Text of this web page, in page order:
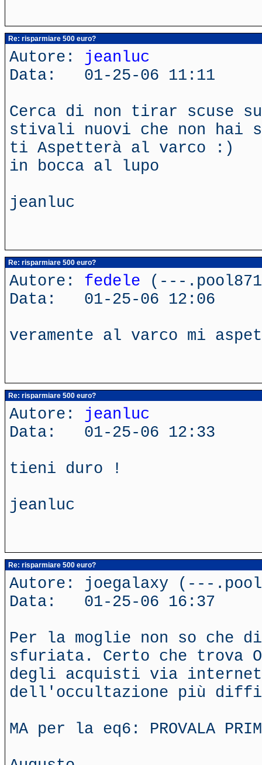
Re: risparmiare 500 euro?
Autore: jeanluc
Data: 01-25-06 11:11
Cerca di non tirar scuse
stivali nuovi che non
ti Aspetterà al varco :)
in bocca al lupo
jeanluc
Re: risparmiare 500 euro?
Autore: fedele (---
Data: 01-25-06 12:06
veramente al varco mi
Re: risparmiare 500 euro?
Autore: jeanluc
Data: 01-25-06 12:33
tieni duro !
jeanluc
Re: risparmiare 500 euro?
Autore: joegalaxy (---
Data: 01-25-06 16:37
Per la moglie non so che
sfuriata. Certo che trova
degli acquisti via
dell'occultazione più
MA per la eq6: PROVALA